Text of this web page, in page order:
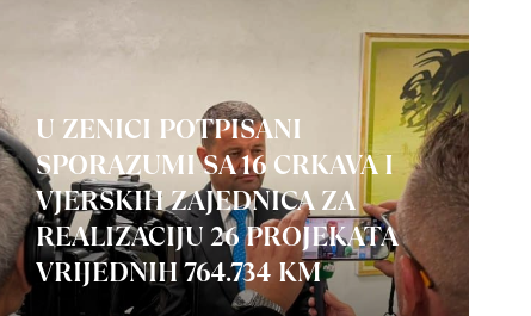
U ZENICI POTPISANI
SPORAZUMI SA 16 CRKAVA I
VJERSKIH ZAJEDNICA ZA
REALIZACIJU 26 PROJEKATA
VRIJEDNIH 764.734 KM